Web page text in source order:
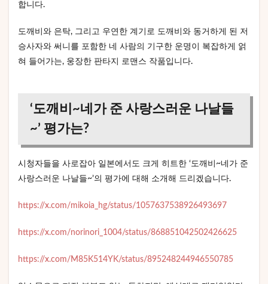
합니다.
도깨비와 은탁, 그리고 우연한 계기로 도깨비와 동거하게 된 저
승사자와 써니를 포함한 네 사람의 기구한 운명이 복잡하게 얽
혀 들어가는, 웅장한 판타지 로맨스 작품입니다.
‘도깨비~네가 준 사랑스러운 나날들
~’ 평가는?
시청자들을 사로잡아 일본에서도 크게 히트한 ‘도깨비~네가 준
사랑스러운 나날들~’의 평가에 대해 소개해 드리겠습니다.
https://x.com/mikoia_hg/status/1057637538926493697
https://x.com/norinori_1004/status/868851042502426625
https://x.com/M85K514YK/status/895248244946550785